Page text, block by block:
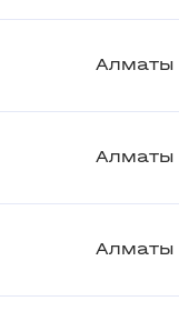
Алматы
Алматы
Алматы